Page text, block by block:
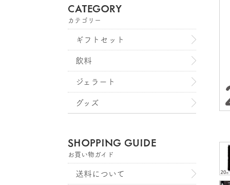
CATEGORY
カテゴリー
ギフトセット
飲料
ジェラート
グッズ
SHOPPING GUIDE
お買い物ガイド
送料について